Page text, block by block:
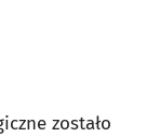
zostało